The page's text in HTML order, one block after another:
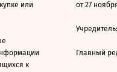
или
к
от 27
Главный